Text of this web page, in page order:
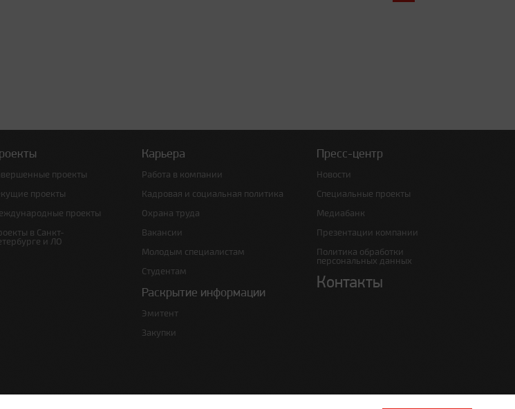
проекты
проекты
проекты
в Санкт-
и ЛО
Карьера
Работа в компании
Кадровая и социальная политика
Охрана труда
Вакансии
Молодым специалистам
Студентам
Раскрытие информации
Эмитент
Закупки
Пресс-центр
Новости
Специальные проекты
Медиабанк
Презентации компании
Политика обработки
персональных данных
Контакты